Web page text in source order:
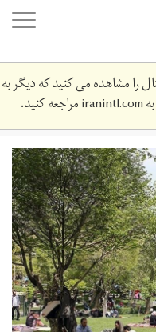
را مشاهده می کنید که دیگر به
iranintl.comمراجعه کنید.